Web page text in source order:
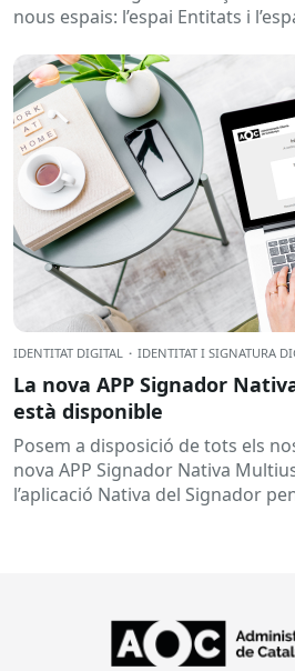
nous espais: l’espai Entitats i
IDENTITAT DIGITAL · IDENTITAT I SIGNATURA
La nova APP Signador
està disponible
Posem a disposició de tots els
nova APP Signador Nativa
l’aplicació Nativa del Signador